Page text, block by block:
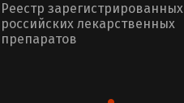
Реестр зарегистрированных
российских лекарственных
препаратов